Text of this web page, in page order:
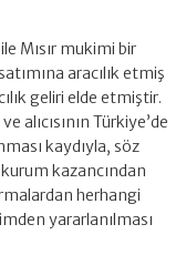
Mısır mukimi bir
aracılık etmiş
geliri elde etmiştir.
alıcısının Türkiye’de
kaydıyla, söz
kazancından
herhangi
yararlanılması